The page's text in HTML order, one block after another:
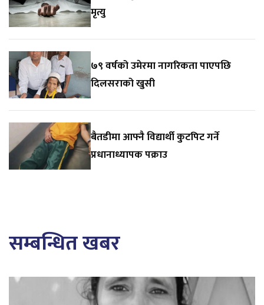
मृत्यु
७९ वर्षको उमेरमा नागरिकता पाएपछि
दिलसराको खुसी
बैतडीमा आफ्नै विद्यार्थी कुटपिट गर्ने
प्रधानाध्यापक पक्राउ
सम्बन्धित खबर